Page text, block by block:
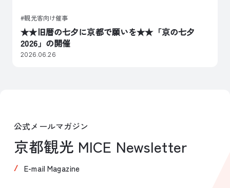
観光客向け催事
★★旧暦の七夕に京都で願いを★★「京の七夕
2026」の開催
2026.06.26
公式メールマガジン
京都観光 MICE Newsletter
E-mail Magazine